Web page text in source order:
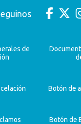
de
Botón de
Botón de